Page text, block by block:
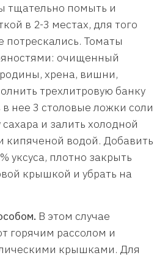
тщательно помыть и
в 2-3 местах, для того
Томаты
очищенный
хрена, вишни,
трехлитровую банку
нее 3 столовые ложки соли
и залить холодной
кипяченой водой. Добавить
уксуса, плотно закрыть
крышкой и убрать на
В этом случае
горячим рассолом и
крышками. Для